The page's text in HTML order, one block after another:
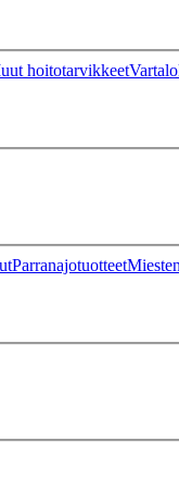
hoitotarvikkeet
Parranajotuotteet